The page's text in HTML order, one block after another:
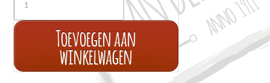
Toevoegen aan
winkelwagen